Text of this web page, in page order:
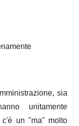
sia
unitamente
c'è un "ma" molto